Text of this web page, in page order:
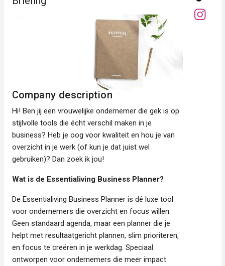
Company description
Hi! Ben jij een vrouwelijke ondernemer die gek is op
stijlvolle tools die écht verschil maken in je
business? Heb je oog voor kwaliteit en hou je van
overzicht in je werk (of kun je dat juist wel
gebruiken)? Dan zoek ik jou!
Wat is de Essentialiving Business Planner?
De Essentialiving Business Planner is dé luxe tool
voor ondernemers die overzicht en focus willen.
Geen standaard agenda, maar een planner die je
helpt met resultaatgericht plannen, slim prioriteren,
en focus te creëren in je werkdag. Speciaal
ontworpen voor ondernemers die meer impact